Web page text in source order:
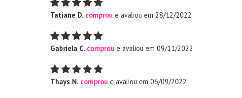
Tatiane D. comprou e avaliou em 28/12/2022
Gabriela C. comprou e avaliou em 09/11/2022
Thays N. comprou e avaliou em 06/09/2022